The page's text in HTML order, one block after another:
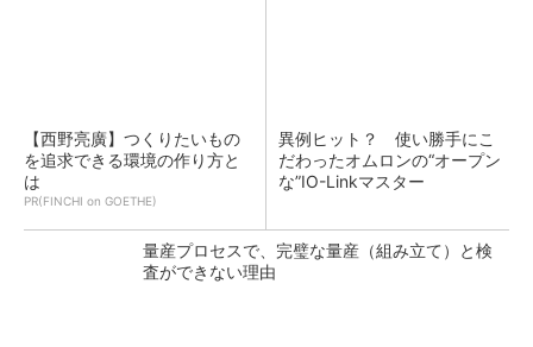
【西野亮廣】つくりたいもの
を追求できる環境の作り方と
は
PR(FINCHI on GOETHE)
異例ヒット？ 使い勝手にこ
だわったオムロンの“オープン
な”IO-Linkマスター
量産プロセスで、完璧な量産（組み立て）と検
査ができない理由